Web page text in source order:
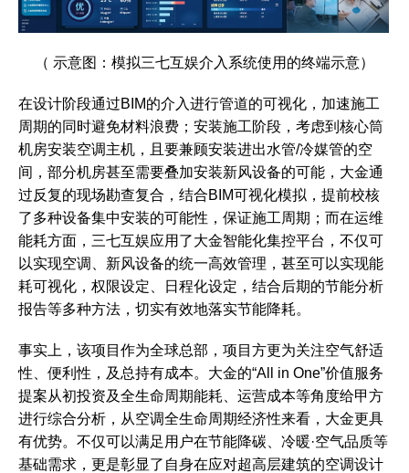
（ 示意图：模拟三七互娱介入系统使用的终端示意）
在设计阶段通过BIM的介入进行管道的可视化，加速施工
周期的同时避免材料浪费；安装施工阶段，考虑到核心筒
机房安装空调主机，且要兼顾安装进出水管/冷媒管的空
间，部分机房甚至需要叠加安装新风设备的可能，大金通
过反复的现场勘查复合，结合BIM可视化模拟，提前校核
了多种设备集中安装的可能性，保证施工周期；而在运维
能耗方面，三七互娱应用了大金智能化集控平台，不仅可
以实现空调、新风设备的统一高效管理，甚至可以实现能
耗可视化，权限设定、日程化设定，结合后期的节能分析
报告等多种方法，切实有效地落实节能降耗。
事实上，该项目作为全球总部，项目方更为关注空气舒适
性、便利性，及总持有成本。大金的“All in One”价值服务
提案从初投资及全生命周期能耗、运营成本等角度给甲方
进行综合分析，从空调全生命周期经济性来看，大金更具
有优势。不仅可以满足用户在节能降碳、冷暖·空气品质等
基础需求，更是彰显了自身在应对超高层建筑的空调设计